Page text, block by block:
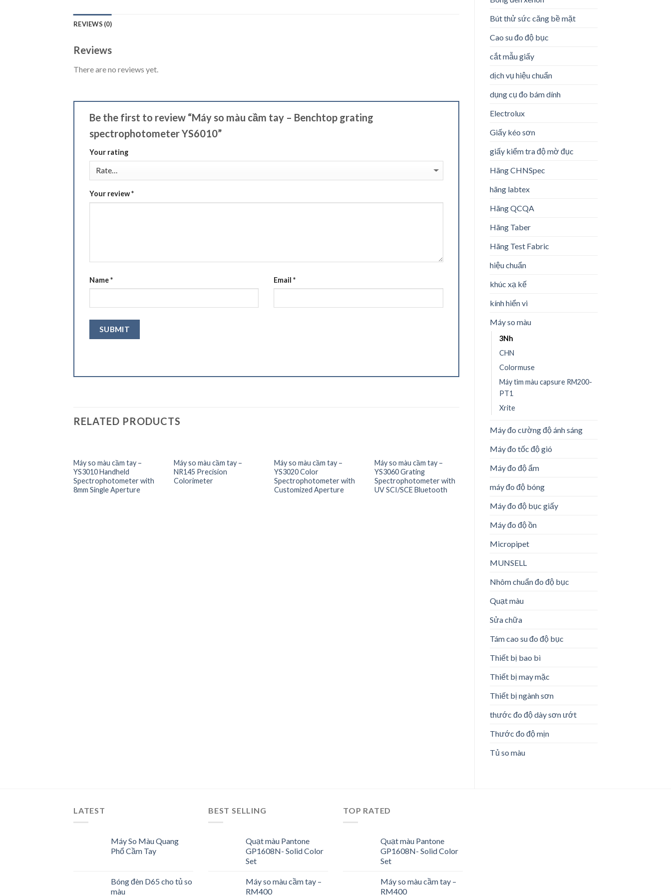
REVIEWS (0)
Reviews
There are no reviews yet.
Be the first to review “Máy so màu cầm tay – Benchtop grating
spectrophotometer YS6010”
Your rating
Your review*
Name* Email*
RELATED PRODUCTS
Add to
Wishlist
Máy so màu cầm tay –
YS3010 Handheld
Spectrophotometer with
8mm Single Aperture
Máy so màu cầm tay –
NR145 Precision
Colorimeter
Add to
Wishlist
Máy so màu cầm tay –
YS3020 Color
Spectrophotometer with
Customized Aperture
Add to
Wishlist
Máy so màu cầm tay –
YS3060 Grating
Spectrophotometer with
UV SCI/SCE Bluetooth
Wishlist
Máy so màu cầm tay – eXact
Scan / eXact Xp Scan
Bút thử sức căng bề mặt
Cao su đo độ bục
cắt mẫu giấy
dịch vụ hiệu chuẩn
dụng cụ đo bám dính
Electrolux
Giấy kéo sơn
giấy kiểm tra độ mờ đục
Hãng CHNSpec
hãng labtex
Hãng QCQA
Hãng Taber
Hãng Test Fabric
hiệu chuẩn
khúc xạ kế
kính hiển vi
Máy so màu
3Nh
CHN
Colormuse
Máy tìm màu capsure RM200-
PT1
Xrite
Máy đo cường độ ánh sáng
Máy đo tốc độ gió
Máy đo độ ẩm
máy đo độ bóng
Máy đo độ bục giấy
Máy đo độ ồn
Micropipet
MUNSELL
Nhôm chuẩn đo độ bục
Quạt màu
Sửa chữa
Tám cao su đo độ bục
Thiết bị bao bì
Thiết bị may mặc
Thiết bị ngành sơn
thước đo độ dày sơn ướt
Thước đo độ mịn
Tủ so màu
LATEST
Máy So Màu Quang
Phổ Cầm Tay
Bóng đèn D65 cho tủ so
màu
BEST SELLING
Quạt màu Pantone
GP1608N- Solid Color
Set
Máy so màu cầm tay –
RM400
TOP RATED
Quạt màu Pantone
GP1608N- Solid Color
Set
Máy so màu cầm tay –
RM400